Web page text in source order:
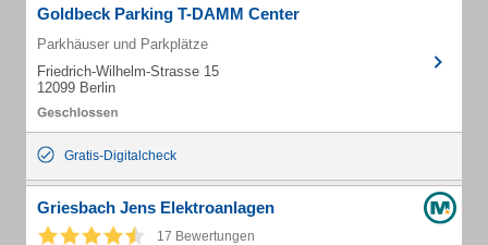
Goldbeck Parking T-DAMM Center
Parkhäuser und Parkplätze
Friedrich-Wilhelm-Strasse 15
12099 Berlin
Gratis-Digitalcheck
Griesbach Jens Elektroanlagen
17 Bewertungen